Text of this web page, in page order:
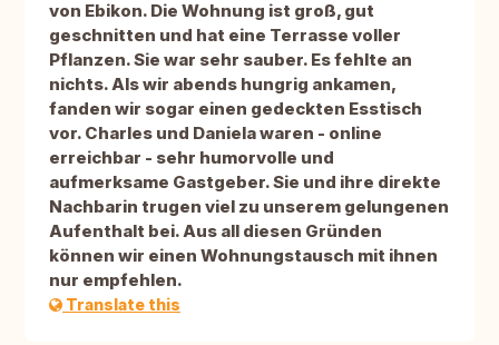
von Ebikon. Die Wohnung ist groß, gut
geschnitten und hat eine Terrasse voller
Pflanzen. Sie war sehr sauber. Es fehlte an
nichts. Als wir abends hungrig ankamen,
fanden wir sogar einen gedeckten Esstisch
vor. Charles und Daniela waren - online
erreichbar - sehr humorvolle und
aufmerksame Gastgeber. Sie und ihre direkte
Nachbarin trugen viel zu unserem gelungenen
Aufenthalt bei. Aus all diesen Gründen
können wir einen Wohnungstausch mit ihnen
nur empfehlen.
Translate this